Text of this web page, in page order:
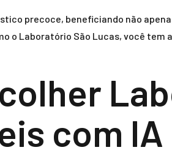
precoce, beneficiando não
o Laboratório São Lucas, você tem
com IA